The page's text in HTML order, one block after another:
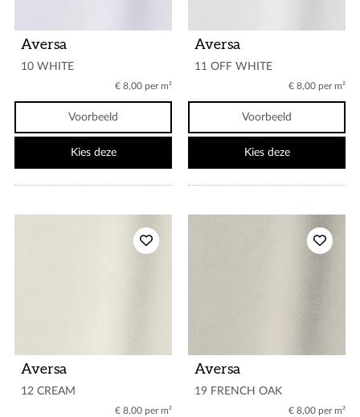
Aversa
10 WHITE
€ 8,00 per m²
Voorbeeld
Kies deze
Aversa
11 OFF WHITE
€ 8,00 per m²
Voorbeeld
Kies deze
Aversa
12 CREAM
€ 8,00 per m²
Aversa
19 FRENCH OAK
€ 8,00 per m²